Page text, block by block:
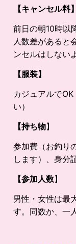
【キャンセル料】
前日の朝10時以
人数差があると
ンセルはしない
【服装】
カジュアルで
い）
【持ち物】
参加費（お釣り
します）、身分
【参加人数】
男性・女性は最
す。同数か、一